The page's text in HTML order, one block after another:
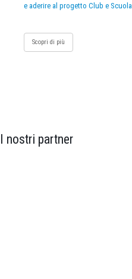
e aderire al progetto Club e Scuola
Scopri di più
I nostri partner